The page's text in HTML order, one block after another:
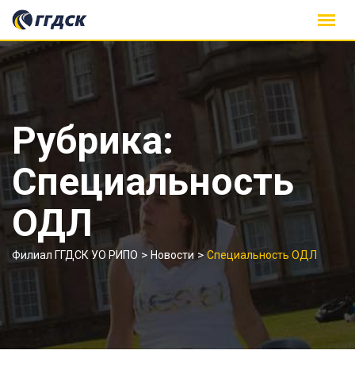
Skip
content
Рубрика:
Специальность
ОДЛ
Филиал ГГДСК УО РИПО > Новости >Специальность ОДЛ